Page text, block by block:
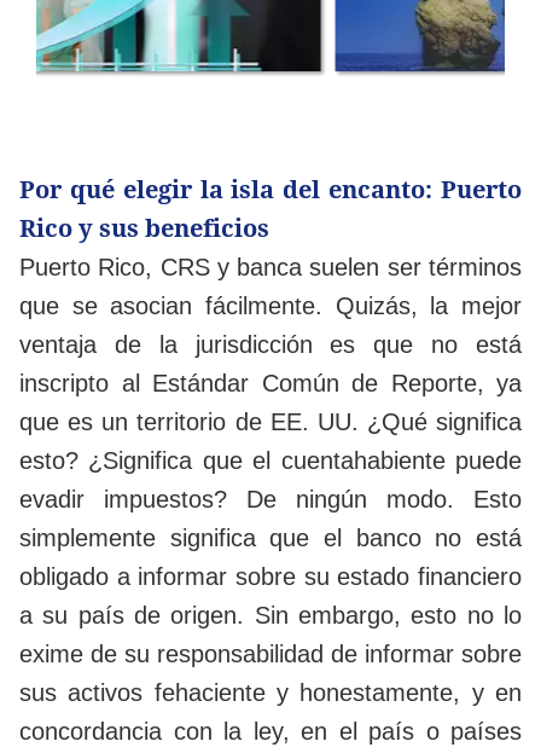
Por qué elegir la isla del encanto: Puerto
Rico y sus beneficios
Puerto Rico, CRS y banca suelen ser términos
que se asocian fácilmente. Quizás, la mejor
ventaja de la jurisdicción es que no está
inscripto al Estándar Común de Reporte, ya
que es un territorio de EE. UU. ¿Qué significa
esto? ¿Significa que el cuentahabiente puede
evadir impuestos? De ningún modo. Esto
simplemente significa que el banco no está
obligado a informar sobre su estado financiero
a su país de origen. Sin embargo, esto no lo
exime de su responsabilidad de informar sobre
sus activos fehaciente y honestamente, y en
concordancia con la ley, en el país o países